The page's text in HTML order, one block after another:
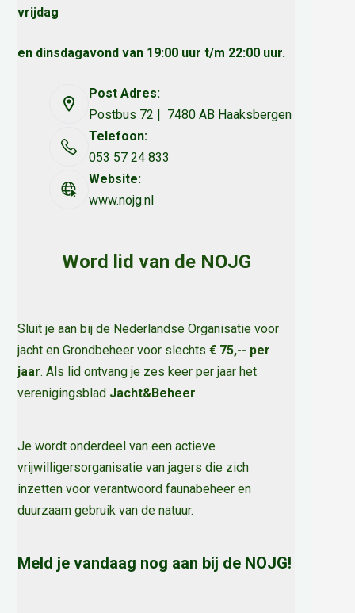
vrijdag
en dinsdagavond van 19:00 uur t/m 22:00 uur.
Post Adres:
Postbus 72 | 7480 AB Haaksbergen
Telefoon:
053 57 24 833
Website:
www.nojg.nl
Word lid van de NOJG
Sluit je aan bij de Nederlandse Organisatie voor
jacht en Grondbeheer voor slechts€ 75,-- per
jaar. Als lid ontvang je zes keer per jaar het
verenigingsblad Jacht&Beheer.
Je wordt onderdeel van een actieve
vrijwilligersorganisatie van jagers die zich
inzetten voor verantwoord faunabeheer en
duurzaam gebruik van de natuur.
Meld je vandaag nog aan bij de NOJG!